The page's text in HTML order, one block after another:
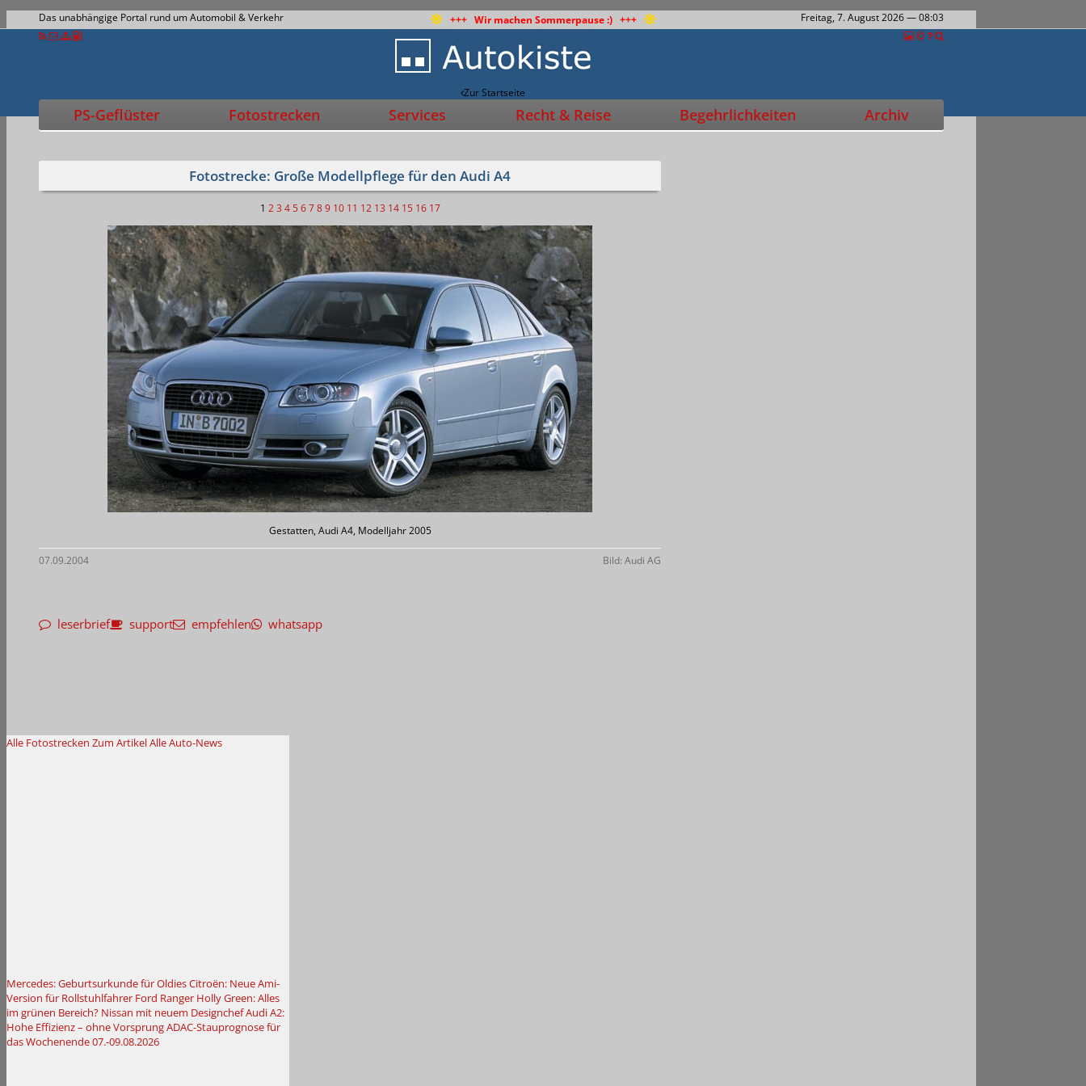
Das unabhängige Portal rund um Automobil & Verkehr +++ Wir machen Sommerpause :) +++ Freitag, 7. August 2026— 08:03
Zur Startseite
PS-Geflüster Fotostrecken Services Recht & Reise Begehrlichkeiten Archiv
Fotostrecke: Große Modellpflege für den Audi A4
1 2 3 4 5 6 7 8 9 10 11 12 13 14 15 16 17
Gestatten, Audi A4, Modelljahr 2005
07.09.2004 Bild: Audi AG
leserbrief support empfehlen whatsapp
Alle Fotostrecken Zum ArtikelAlle Auto-News
Mercedes: Geburtsurkunde für OldiesCitroën: Neue Ami-
Version für Rollstuhlfahrer Ford Ranger Holly Green: Alles
im grünen Bereich? Nissan mit neuem DesignchefAudi A2:
Hohe Effizienz – ohne VorsprungADAC-Stauprognose für
das Wochenende 07.-09.08.2026